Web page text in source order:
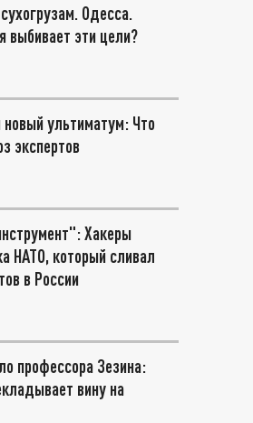
Одесса.
выбивает эти цели?
новый ультиматум: Что
экспертов
Хакеры
НАТО, который сливал
в России
профессора Зезина:
вину на